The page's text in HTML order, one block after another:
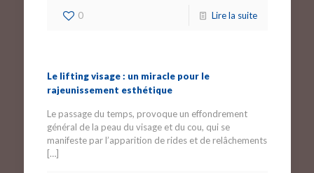
0 Lire la suite
Le lifting visage : un miracle pour le
rajeunissement esthétique
Le passage du temps, provoque un effondrement
général de la peau du visage et du cou, qui se
manifeste par l’apparition de rides et de relâchements
[…]